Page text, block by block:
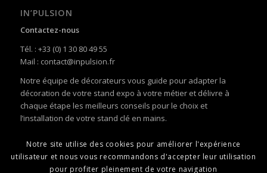
IN’PULSION
Contactez-nous
Tél. : +33 (0) 1 30 80 49 55
Mail : contact@inpulsion.fr
Notre équipe de décorateurs vous guide pour adapter la
décoration de votre stand expo à votre métier et délivre à
chaque étape les meilleurs conseils pour le choix et
l’installation de votre stand clé en mains.
Notre site utilise des cookies pour améliorer l'expérience
utilisateur et nous vous recommandons d'accepter leur utilisation
pour profiter pleinement de votre navigation